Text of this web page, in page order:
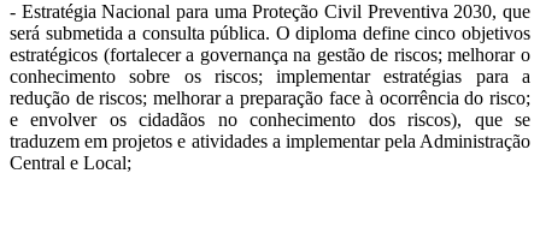
- Estratégia Nacional para uma Proteção Civil Preventiva 2030, que
será submetida a consulta pública. O diploma define cinco objetivos
estratégicos (fortalecer a governança na gestão de riscos; melhorar o
conhecimento sobre os riscos; implementar estratégias para a
redução de riscos; melhorar a preparação face à ocorrência do risco;
e envolver os cidadãos no conhecimento dos riscos), que se
traduzem em projetos e atividades a implementar pela Administração
Central e Local;